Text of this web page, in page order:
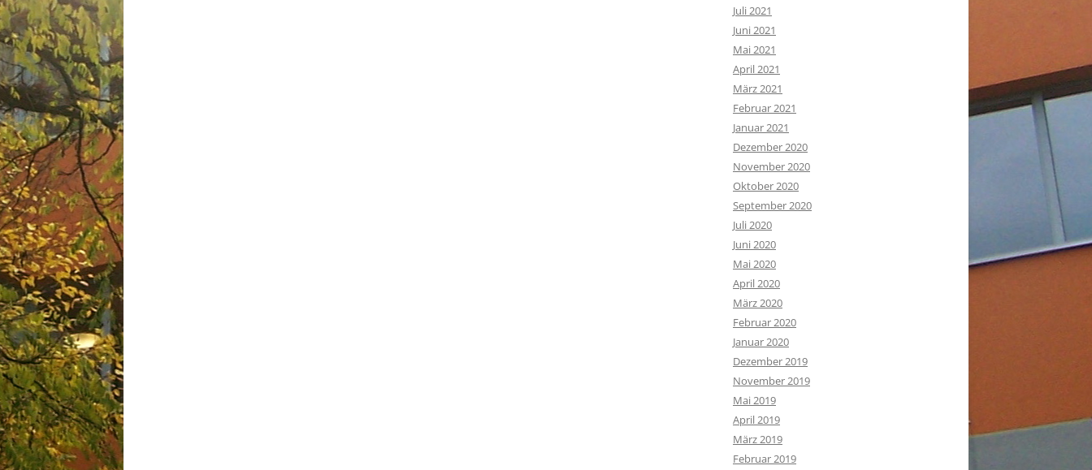
Juli 2021
Juni 2021
Mai 2021
April 2021
März 2021
Februar 2021
Januar 2021
Dezember 2020
November 2020
Oktober 2020
September 2020
Juli 2020
Juni 2020
Mai 2020
April 2020
März 2020
Februar 2020
Januar 2020
Dezember 2019
November 2019
Mai 2019
April 2019
März 2019
Februar 2019